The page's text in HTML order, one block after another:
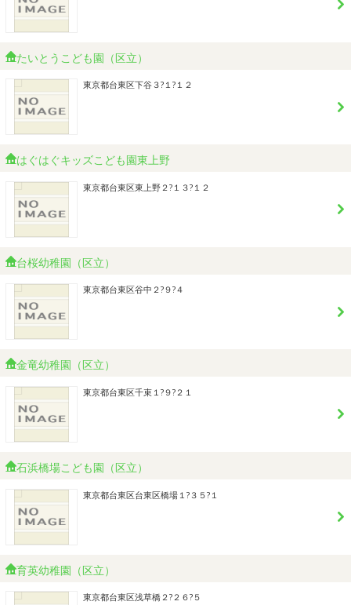
たいとうこども園（区立）
東京都台東区下谷３?１?１２
はぐはぐキッズこども園東上野
東京都台東区東上野２?１３?１２
台桜幼稚園（区立）
東京都台東区谷中２?９?４
金竜幼稚園（区立）
東京都台東区千束１?９?２１
石浜橋場こども園（区立）
東京都台東区台東区橋場１?３５?１
育英幼稚園（区立）
東京都台東区浅草橋２?２６?５